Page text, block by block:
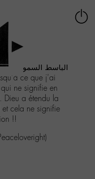
ne signifie en
Dieu a étendu la
cela ne signifie
!!